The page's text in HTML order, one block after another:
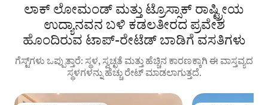
ಲಾಕ್ ಲೋಮಂಡ್ ಮತ್ತು ಟ್ರೊಸ್ಸಾಕ್ ರಾಷ್ಟ್ರೀಯ
ಉದ್ಯಾನವನ ಬಳಿ ಕಡಲತೀರದ ಪ್ರವೇಶ
ಹೊಂದಿರುವ ಟಾಪ್-ರೇಟೆಡ್ ಬಾಡಿಗೆ ವಸತಿಗಳು
ಗೆಸ್ಟ್‌ಗಳು ಒಪ್ಪುತ್ತಾರೆ: ಸ್ಥಳ, ಸ್ವಚ್ಛತೆ ಮತ್ತು ಹೆಚ್ಚಿನ ಕಾರಣಕ್ಕಾಗಿ ಈ ವಾಸ್ತವ್ಯದ
ಸ್ಥಳಗಳನ್ನು ಹೆಚ್ಚು ರೇಟ್ ಮಾಡಲಾಗುತ್ತದೆ.